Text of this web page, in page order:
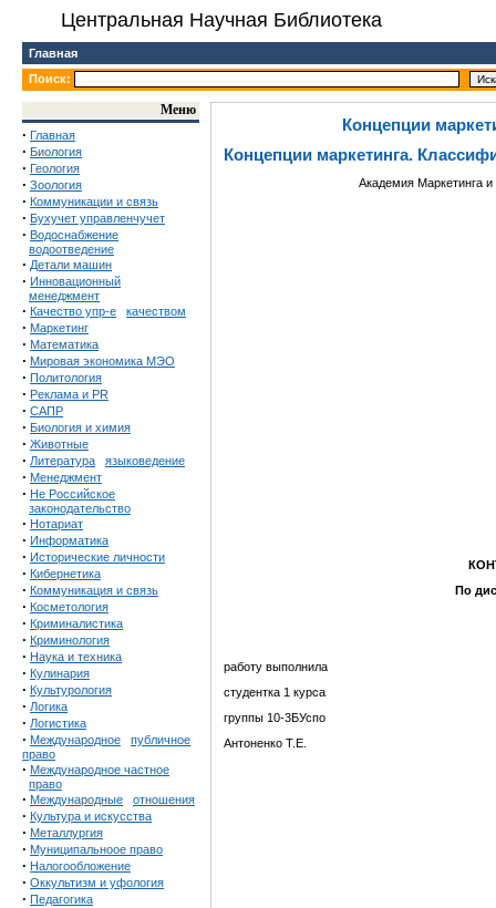
Центральная Научная Библиотека
Главная
Поиск:
Меню
· Главная
· Биология
· Геология
· Зоология
· Коммуникации и связь
· Бухучет управленчучет
· Водоснабжение
водоотведение
· Детали машин
· Инновационный
менеджмент
· Качество упр-е качеством
· Маркетинг
· Математика
· Мировая экономика МЭО
· Политология
· Реклама и PR
· САПР
· Биология и химия
· Животные
· Литература языковедение
· Менеджмент
· Не Российское
законодательство
· Нотариат
· Информатика
· Исторические личности
· Кибернетика
· Коммуникация и связь
· Косметология
· Криминалистика
· Криминология
· Наука и техника
· Кулинария
· Культурология
· Логика
· Логистика
· Международное
публичное
право
· Международное частное
право
· Международные отношения
· Культура и искусства
· Металлургия
· Муниципальноое право
· Налогообложение
· Оккультизм и уфология
· Педагогика
Концепции
Концепции маркетинга.
Академия Маркетинга
По
работу выполнила
студентка 1 курса
группы 10-3БУспо
Антоненко Т.Е.